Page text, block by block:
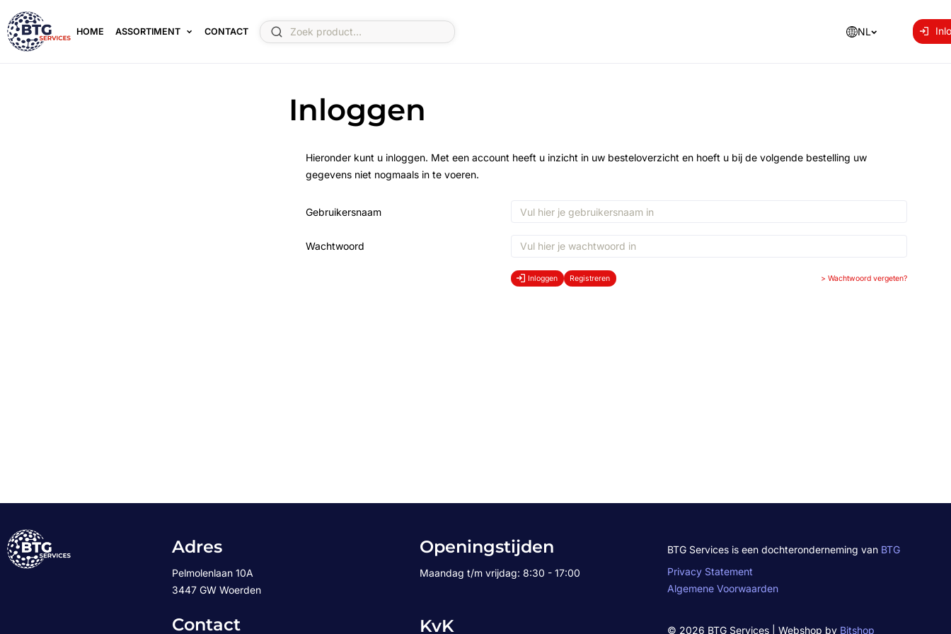
HOME ASSORTIMENT CONTACT NL
Inloggen
Hieronder kunt u inloggen. Met een account heeft u inzicht in uw besteloverzicht en hoeft u bij de volgende bestelling uw
gegevens niet nogmaals in te voeren.
Gebruikersnaam
Wachtwoord
Inloggen Registreren >Wachtwoord vergeten?
Adres
Pelmolenlaan 10A
3447 GW Woerden
Contact
Openingstijden
Maandag t/m vrijdag: 8:30 - 17:00
KvK
BTG Services is een dochteronderneming van BTG
Privacy Statement
Algemene Voorwaarden
© 2026 BTG Services | Webshop by Bitshop